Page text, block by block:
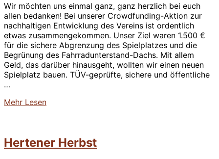
Wir möchten uns einmal ganz, ganz herzlich bei euch
allen bedanken! Bei unserer Crowdfunding-Aktion zur
nachhaltigen Entwicklung des Vereins ist ordentlich
etwas zusammengekommen. Unser Ziel waren 1.500 €
für die sichere Abgrenzung des Spielplatzes und die
Begrünung des Fahrradunterstand-Dachs. Mit allem
Geld, das darüber hinausgeht, wollten wir einen neuen
Spielplatz bauen. TÜV-geprüfte, sichere und öffentliche
…
Mehr über
Unterstützung!”
Lesen
Hertener Herbst